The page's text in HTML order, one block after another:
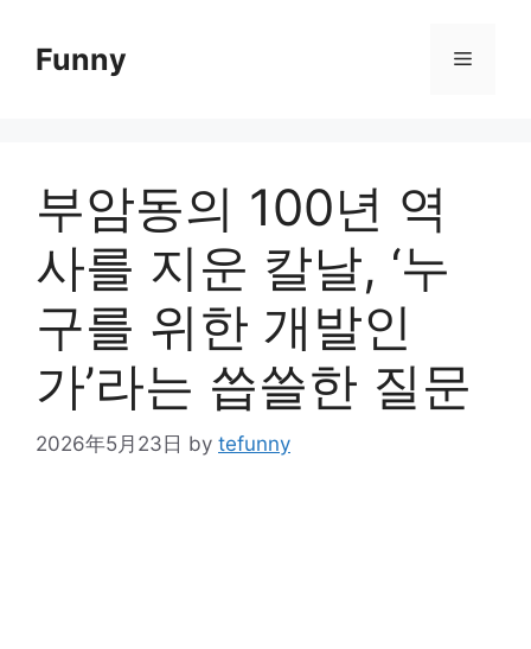
contentFunny Menu
부암동의 100년 역
사를 지운 칼날, ‘누
구를 위한 개발인
가’라는 씁쓸한 질문
2026年5月23日 by tefunny